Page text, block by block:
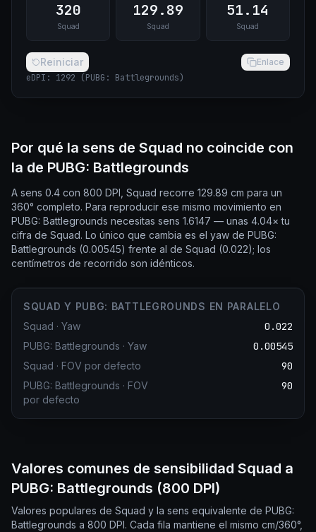
320
Squad
129.89
Squad
51.14
Squad
Reiniciar Enlace
eDPI : 1292 (PUBG: Battlegrounds)
Por qué la sens de Squad no coincide con
la de PUBG: Battlegrounds
A sens 0.4 con 800 DPI, Squad recorre 129.89 cm para un
360° completo. Para reproducir ese mismo movimiento en
PUBG: Battlegrounds necesitas sens 1.6147 — unas 4.04× tu
cifra de Squad. Lo único que cambia es el yaw de PUBG:
Battlegrounds (0.00545) frente al de Squad (0.022); los
centímetros de recorrido son idénticos.
SQUAD Y PUBG: BATTLEGROUNDS EN PARALELO
Squad · Yaw 0.022
PUBG: Battlegrounds · Yaw 0.00545
Squad · FOV por defecto 90
PUBG: Battlegrounds · FOV
por defecto
90
Valores comunes de sensibilidad Squad a
PUBG: Battlegrounds (800 DPI)
Valores populares de Squad y la sens equivalente de PUBG:
Battlegrounds a 800 DPI. Cada fila mantiene el mismo cm/360°,